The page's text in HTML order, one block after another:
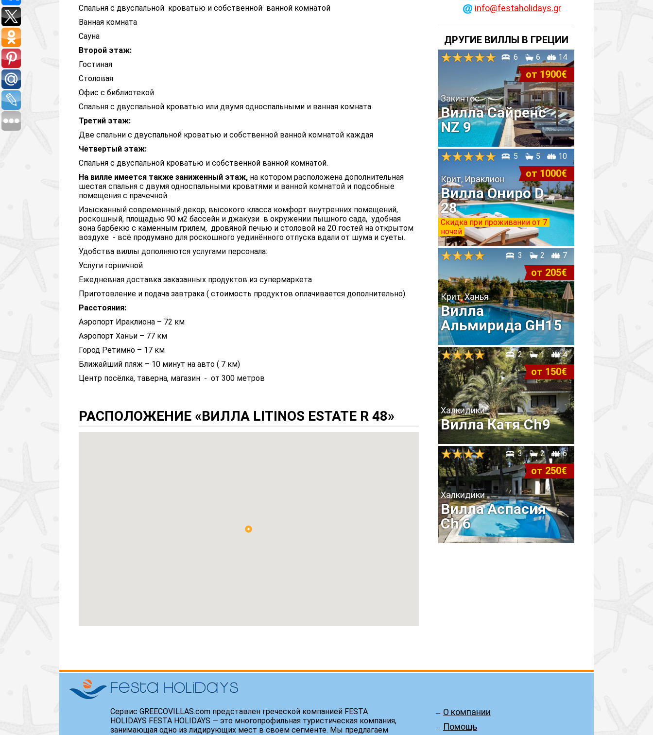
Спальня с двуспальной кроватью и собственной ванной комнатой
Ванная комната
Сауна
Второй этаж:
Гостиная
Столовая
Офис с библиотекой
Спальня с двуспальной кроватью или двумя односпальными и ванная комната
Третий этаж:
Две спальни с двуспальной кроватью и собственной ванной комнатой каждая
Четвертый этаж:
Спальня с двуспальной кроватью и собственной ванной комнатой.
На вилле имеется также заниженный этаж, на котором расположена дополнительная
шестая спальня с двумя односпальными кроватями и ванной комнатой и подсобные
помещения с прачечной.
Изысканный современный декор, высокого класса комфорт внутренних помещений,
роскошный, площадью 90 м2 бассейн и джакузи в окружении пышного сада, удобная
зона барбекю с каменным грилем, дровяной печью и столовой на 20 гостей на открытом
воздухе - всё продумано для роскошного уединённого отпуска вдали от шума и суеты.
Удобства виллы дополняются услугами персонала:
Услуги горничной
Ежедневная доставка заказанных продуктов из супермаркета
Приготовление и подача завтрака ( стоимость продуктов оплачивается дополнительно).
Расстояния:
Аэропорт Ираклиона – 72 км
Аэропорт Ханьи – 77 км
Город Ретимно – 17 км
Ближайший пляж – 10 минут на авто ( 7 км)
Центр посёлка, таверна, магазин - от 300 метров
РАСПОЛОЖЕНИЕ «ВИЛЛА LITINOS ESTATE R 48»
info@festaholidays.gr
ДРУГИЕ ВИЛЛЫ В ГРЕЦИИ
6 6 14
от 1900€
Закинтос
Вилла Сайренс
NZ 9
5 5 10
от 1000€
Крит, Ираклион
Вилла Ониро D
28
Скидка при проживании от 7
ночей
3 2 7
от 205€
Крит, Ханья
Вилла
Альмирида GH15
2 1 4
от 150€
Халкидики
Вилла Катя Ch9
3 2 6
от 250€
Халкидики
Вилла Аспасия
Ch 6
Сервис GREECOVILLAS.com представлен греческой компанией FESTA
HOLIDAYS FESTA HOLIDAYS — это многопрофильная туристическая компания,
занимающая одно из лидирующих мест в своем сегменте. Мы предлагаем
О компании
Помощь